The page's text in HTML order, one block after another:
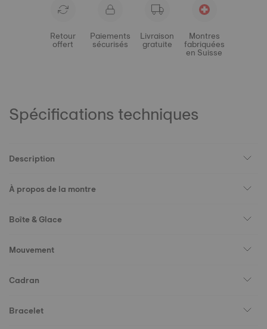
Retour
offert
Paiements
sécurisés
Livraison
gratuite
Montres
fabriquées
en Suisse
Spécifications techniques
Description
À propos de la montre
Boîte & Glace
Mouvement
Cadran
Bracelet